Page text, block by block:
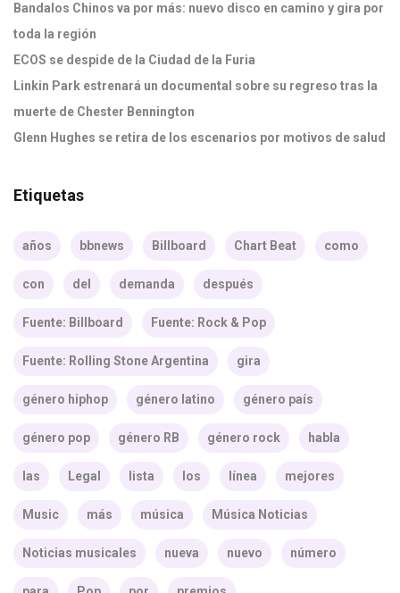
Bandalos Chinos va por más: nuevo disco en camino y gira por
toda la región
ECOS se despide de la Ciudad de la Furia
Linkin Park estrenará un documental sobre su regreso tras la
muerte de Chester Bennington
Glenn Hughes se retira de los escenarios por motivos de salud
Etiquetas
años bbnews Billboard Chart Beat como
con del demanda después
Fuente: Billboard Fuente: Rock & Pop
Fuente: Rolling Stone Argentina gira
género hiphop género latino género país
género pop género RB género rock habla
las Legal lista los línea mejores
Music más música Música Noticias
Noticias musicales nueva nuevo número